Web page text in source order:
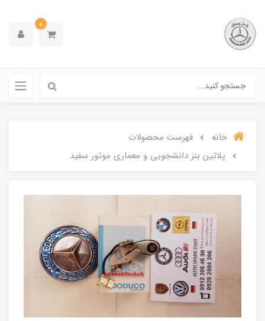
0
خانه
فهرست محصولات
پلاتین بنز دانشجویی و معماری موتور سفید